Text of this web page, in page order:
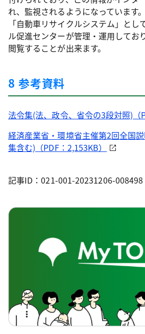
れ、監視されるようになっています
「自動車リサイクルシステム」とし
ル促進センターが管理・運用してお
閲覧することが出来ます。
8 参考資料
法令集(法、政令、省令の3段対照)（
経済産業省・環境省主催第2回全国
集含む)（PDF：2,153KB）
記事ID：021-001-20231206-008498